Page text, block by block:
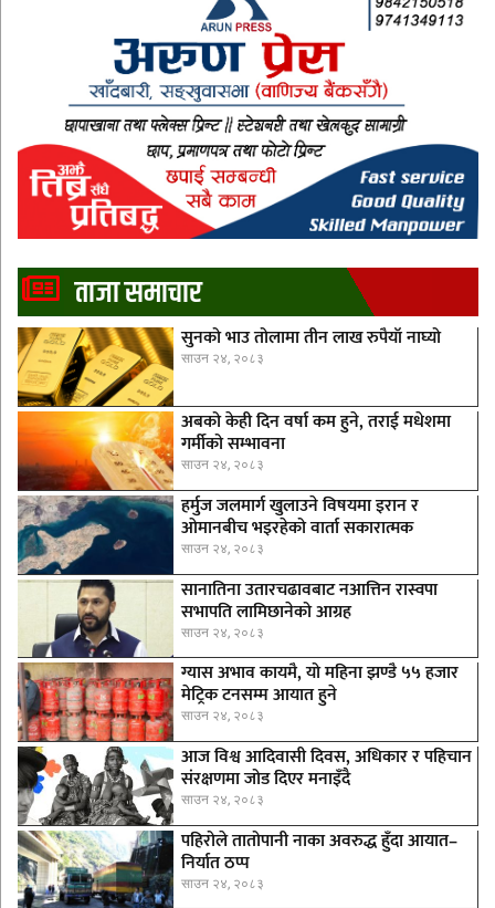
ताजा समाचार
सुनको भाउ तोलामा तीन लाख रुपैयाँ नाघ्यो
साउन २४, २०८३
अबको केही दिन वर्षा कम हुने, तराई मधेशमा
गर्मीको सम्भावना
साउन २४, २०८३
हर्मुज जलमार्ग खुलाउने विषयमा इरान र
ओमानबीच भइरहेको वार्ता सकारात्मक
साउन २४, २०८३
सानातिना उतारचढावबाट नआत्तिन रास्वपा
सभापति लामिछानेको आग्रह
साउन २४, २०८३
ग्यास अभाव कायमै, यो महिना झण्डै ५५ हजार
मेट्रिक टनसम्म आयात हुने
साउन २४, २०८३
आज विश्व आदिवासी दिवस, अधिकार र पहिचान
संरक्षणमा जोड दिएर मनाइँदै
साउन २४, २०८३
पहिरोले तातोपानी नाका अवरुद्ध हुँदा आयात–
निर्यात ठप्प
साउन २४, २०८३